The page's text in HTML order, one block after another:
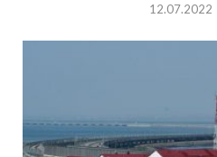
12.07.2022